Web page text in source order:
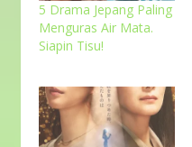
5 Drama Jepang Paling
Menguras Air Mata.
Siapin Tisu!